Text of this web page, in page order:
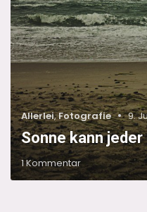
Categories
Allerlei,Fotografie
on
9.
Sonne kann jeder
1 Kommentarzu
Sonne